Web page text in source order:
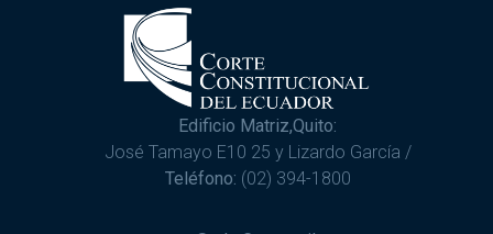
Edificio Matriz,Quito:
José Tamayo E10 25 y Lizardo García /
Teléfono: (02) 394-1800